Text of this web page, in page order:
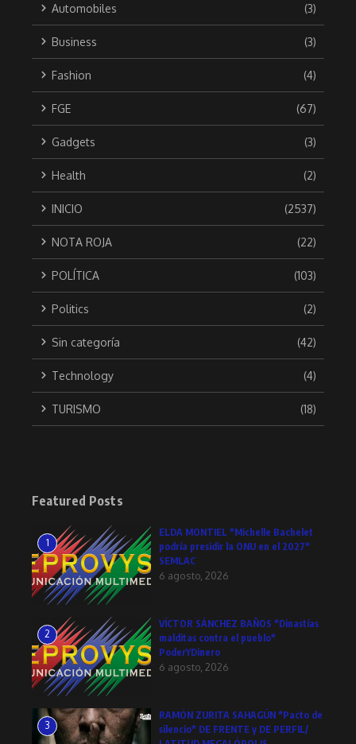
Automobiles (3)
Business (3)
Fashion (4)
FGE (67)
Gadgets (3)
Health (2)
INICIO (2537)
NOTA ROJA (22)
POLÍTICA (103)
Politics (2)
Sin categoría (42)
Technology (4)
TURISMO (18)
Featured Posts
1
ELDA MONTIEL *Michelle Bachelet
podría presidir la ONU en el 2027*
SEMLAC
6 agosto, 2026
2
VÍCTOR SÁNCHEZ BAÑOS *Dinastías
malditas contra el pueblo*
PoderYDinero
6 agosto, 2026
3
RAMÓN ZURITA SAHAGÚN *Pacto de
silencio* DE FRENTE y DE PERFIL/